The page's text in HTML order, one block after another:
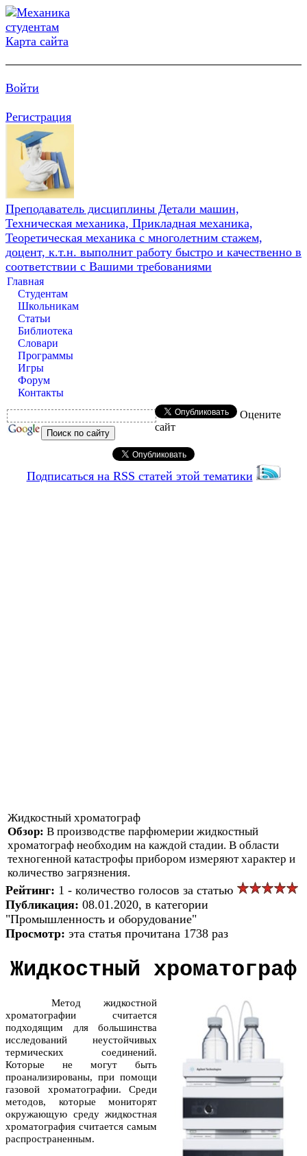
Карта сайта
Войти
Регистрация
Преподаватель дисциплины Детали машин,
Техническая механика, Прикладная механика,
Теоретическая механика с многолетним стажем,
доцент, к.т.н. выполнит работу быстро и качественно в
соответствии с Вашими требованиями
Главная
Студентам
Школьникам
Статьи
Библиотека
Словари
Программы
Игры
Форум
Контакты
Оцените
сайт
Подписаться на RSS статей этой тематики
Жидкостный хроматограф
Обзор: В производстве парфюмерии жидкостный
хроматограф необходим на каждой стадии. В области
техногенной катастрофы прибором измеряют характер и
количество загрязнения.
Рейтинг: 1 - количество голосов за статью
Публикация: 08.01.2020, в категории
"Промышленность и оборудование"
Просмотр: эта статья прочитана 1738 раз
Жидкостный хроматограф
Метод жидкостной
хроматографии считается
подходящим для большинства
исследований неустойчивых
термических соединений.
Которые не могут быть
проанализированы, при помощи
газовой хроматографии. Среди
методов, которые мониторят
окружающую среду жидкостная
хроматография считается самым
распространенным.